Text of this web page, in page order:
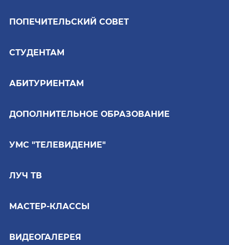
ПОПЕЧИТЕЛЬСКИЙ СОВЕТ
СТУДЕНТАМ
АБИТУРИЕНТАМ
ДОПОЛНИТЕЛЬНОЕ ОБРАЗОВАНИЕ
УМС "ТЕЛЕВИДЕНИЕ"
ЛУЧ ТВ
МАСТЕР-КЛАССЫ
ВИДЕОГАЛЕРЕЯ